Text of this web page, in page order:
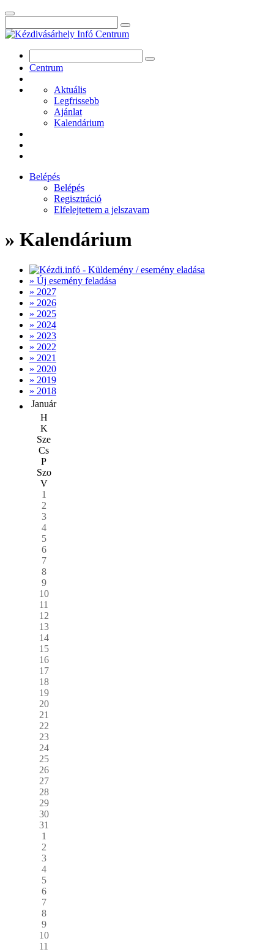
Centrum
Aktuális
Legfrissebb
Ajánlat
Kalendárium
Belépés
Belépés
Regisztráció
Elfelejtettem a jelszavam
» Kalendárium
» Új esemény feladása
» 2027
» 2026
» 2025
» 2024
» 2023
» 2022
» 2021
» 2020
» 2019
» 2018
Január
H
K
Sze
Cs
P
Szo
V
1
2
3
4
5
6
7
8
9
10
11
12
13
14
15
16
17
18
19
20
21
22
23
24
25
26
27
28
29
30
31
1
2
3
4
5
6
7
8
9
10
11